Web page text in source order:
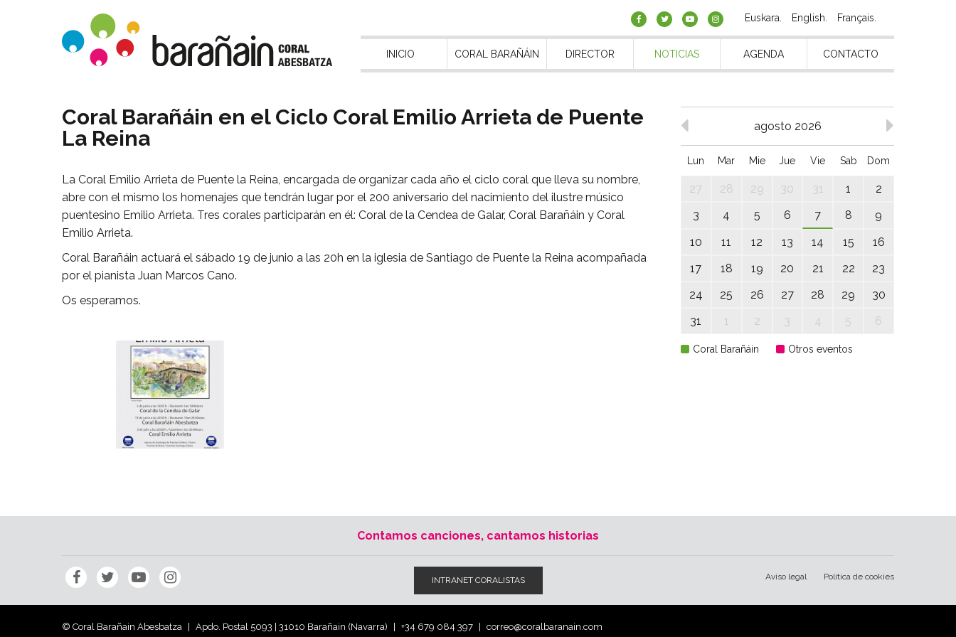
Euskara English Français
INICIO CORAL BARAÑÁIN DIRECTOR NOTICIAS AGENDA CONTACTO
Coral Barañáin en el Ciclo Coral Emilio Arrieta de Puente
La Reina
La Coral Emilio Arrieta de Puente la Reina, encargada de organizar cada año el ciclo coral que lleva su nombre,
abre con el mismo los homenajes que tendrán lugar por el 200 aniversario del nacimiento del ilustre músico
puentesino Emilio Arrieta. Tres corales participarán en él: Coral de la Cendea de Galar, Coral Barañáin y Coral
Emilio Arrieta.
Coral Barañáin actuará el sábado 19 de junio a las 20h en la iglesia de Santiago de Puente la Reina acompañada
por el pianista Juan Marcos Cano.
Os esperamos.
agosto 2026
Lun Mar Mie Jue Vie Sab Dom
27 28 29 30 31 1
2
3
4 5 6 7 8
9
10
11 12 13 14 15
16
17
18 19 20 21 22
23
24
25 26 27 28 29
30
31
1 2 3 4 5 6
Coral Barañáin Otros eventos
Contamos canciones, cantamos historias
INTRANET CORALISTAS Aviso legal Política de cookies
© Coral Barañain Abesbatza Apdo. Postal 5093 | 31010 Barañain (Navarra) +34 679 084 397 correo@coralbaranain.com